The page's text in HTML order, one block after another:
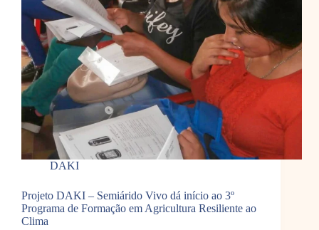
DAKI
Projeto DAKI – Semiárido Vivo dá início ao 3º
Programa de Formação em Agricultura Resiliente ao
Clima